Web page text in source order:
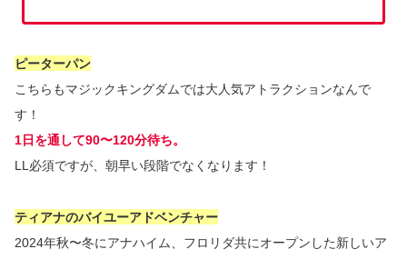
ピーターパン
こちらもマジックキングダムでは大人気アトラクションなんで
す！
1日を通して90〜120分待ち。
LL必須ですが、朝早い段階でなくなります！
ティアナのバイユーアドベンチャー
2024年秋〜冬にアナハイム、フロリダ共にオープンした新しいア